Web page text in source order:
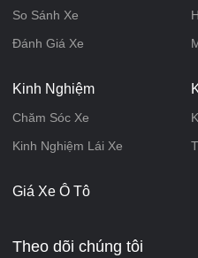
So Sánh Xe
Đánh Giá Xe
Kinh Nghiệm
Chăm Sóc Xe
Kinh Nghiệm Lái Xe
Giá Xe Ô Tô
Theo dõi chúng tôi